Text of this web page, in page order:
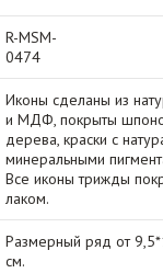
R-MSM-
0474
Иконы сделаны из
и МДФ, покрыты
дерева, краски с
минеральными
Все иконы трижды
лаком.
Размерный ряд от
см.